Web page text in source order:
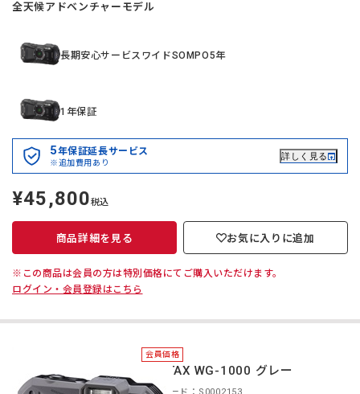
全天候アドベンチャーモデル
長期安心サービスワイドSOMPO5年
1年保証
5年保証延長サービス
※追加費用あり
詳しく見る
定
価
¥45,800税込
商品詳細を見る お気に入りに追加
※この商品は会員の方は特別価格にてご購入いただけます。
ログイン・会員登録はこちら
会員価格
PENTAX WG-1000 グレー